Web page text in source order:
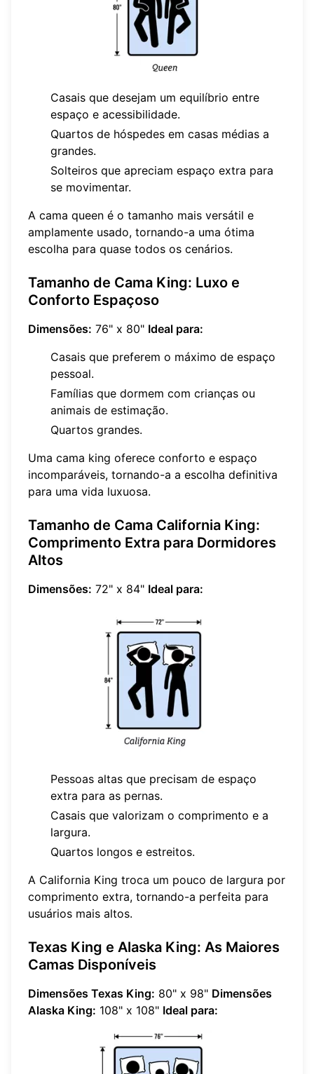
Casais que desejam um equilíbrio entre
espaço e acessibilidade.
Quartos de hóspedes em casas médias a
grandes.
Solteiros que apreciam espaço extra para
se movimentar.
A cama queen é o tamanho mais versátil e
amplamente usado, tornando-a uma ótima
escolha para quase todos os cenários.
Tamanho de Cama King: Luxo e
Conforto Espaçoso
Dimensões: 76" x 80" Ideal para:
Casais que preferem o máximo de espaço
pessoal.
Famílias que dormem com crianças ou
animais de estimação.
Quartos grandes.
Uma cama king oferece conforto e espaço
incomparáveis, tornando-a a escolha definitiva
para uma vida luxuosa.
Tamanho de Cama California King:
Comprimento Extra para Dormidores
Altos
Dimensões: 72" x 84" Ideal para:
Pessoas altas que precisam de espaço
extra para as pernas.
Casais que valorizam o comprimento e a
largura.
Quartos longos e estreitos.
A California King troca um pouco de largura por
comprimento extra, tornando-a perfeita para
usuários mais altos.
Texas King e Alaska King: As Maiores
Camas Disponíveis
Dimensões Texas King: 80" x 98" Dimensões
Alaska King: 108" x 108" Ideal para: